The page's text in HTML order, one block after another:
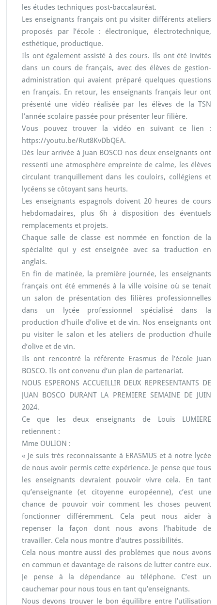
les études techniques post-baccalauréat.
Les enseignants français ont pu visiter différents ateliers
proposés par l’école : électronique, électrotechnique,
esthétique, productique.
Ils ont également assisté à des cours. Ils ont été invités
dans un cours de français, avec des élèves de gestion-
administration qui avaient préparé quelques questions
en français. En retour, les enseignants français leur ont
présenté une vidéo réalisée par les élèves de la TSN
l’année scolaire passée pour présenter leur filière.
Vous pouvez trouver la vidéo en suivant ce lien :
https://youtu.be/Rut8KvDbQEA.
Dès leur arrivée à Juan BOSCO nos deux enseignants ont
ressenti une atmosphère empreinte de calme, les élèves
circulant tranquillement dans les couloirs, collégiens et
lycéens se côtoyant sans heurts.
Les enseignants espagnols doivent 20 heures de cours
hebdomadaires, plus 6h à disposition des éventuels
remplacements et projets.
Chaque salle de classe est nommée en fonction de la
spécialité qui y est enseignée avec sa traduction en
anglais.
En fin de matinée, la première journée, les enseignants
français ont été emmenés à la ville voisine où se tenait
un salon de présentation des filières professionnelles
dans un lycée professionnel spécialisé dans la
production d’huile d’olive et de vin. Nos enseignants ont
pu visiter le salon et les ateliers de production d’huile
d’olive et de vin.
Ils ont rencontré la référente Erasmus de l’école Juan
BOSCO. Ils ont convenu d’un plan de partenariat.
NOUS ESPERONS ACCUEILLIR DEUX REPRESENTANTS DE
JUAN BOSCO DURANT LA PREMIERE SEMAINE DE JUIN
2024.
Ce que les deux enseignants de Louis LUMIERE
retiennent :
Mme OULION :
« Je suis très reconnaissante à ERASMUS et à notre lycée
de nous avoir permis cette expérience. Je pense que tous
les enseignants devraient pouvoir vivre cela. En tant
qu’enseignante (et citoyenne européenne), c’est une
chance de pouvoir voir comment les choses peuvent
fonctionner différemment. Cela peut nous aider à
repenser la façon dont nous avons l’habitude de
travailler. Cela nous montre d’autres possibilités.
Cela nous montre aussi des problèmes que nous avons
en commun et davantage de raisons de lutter contre eux.
Je pense à la dépendance au téléphone. C’est un
cauchemar pour nous tous en tant qu’enseignants.
Nous devons trouver le bon équilibre entre l’utilisation